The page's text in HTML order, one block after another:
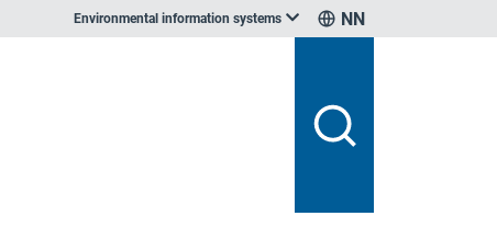
Environmental information systems NN